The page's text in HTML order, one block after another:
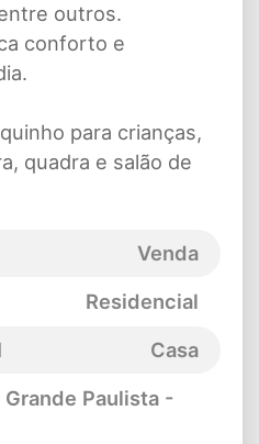
outros.
conforto e
para crianças,
quadra e salão de
Venda
Residencial
Casa
Grande Paulista -